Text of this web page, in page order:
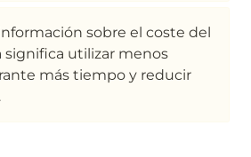
sobre el coste del
significa utilizar menos
más tiempo y reducir